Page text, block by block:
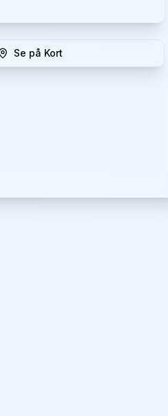
Se på Kort